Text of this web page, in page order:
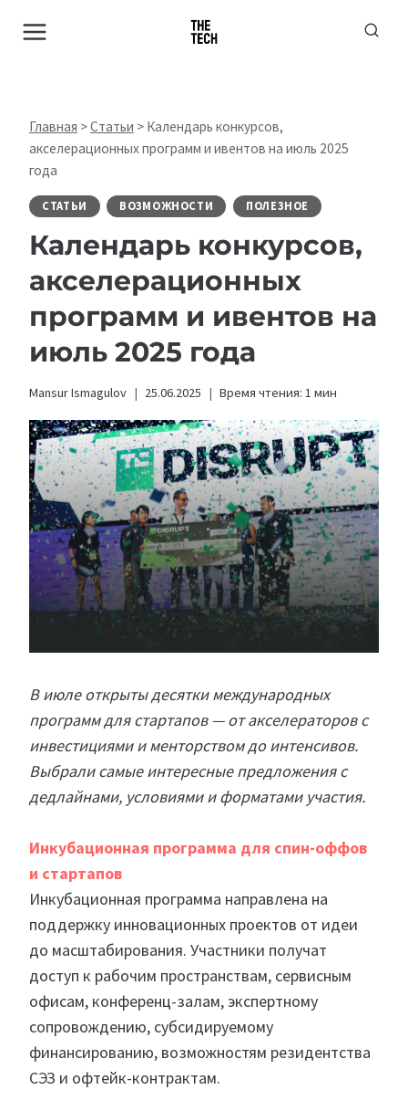
Главная >Статьи > Календарь конкурсов,
акселерационных программ и ивентов на июль 2025
года
СТАТЬИ ВОЗМОЖНОСТИ ПОЛЕЗНОЕ
Календарь конкурсов,
акселерационных
программ и ивентов на
июль 2025 года
Mansur Ismagulov 25.06.2025 Время чтения: 1 мин
В июле открыты десятки международных
программ для стартапов — от акселераторов с
инвестициями и менторством до интенсивов.
Выбрали самые интересные предложения с
дедлайнами, условиями и форматами участия.
Инкубационная программа для спин-оффов
и стартапов
Инкубационная программа направлена на
поддержку инновационных проектов от идеи
до масштабирования. Участники получат
доступ к рабочим пространствам, сервисным
офисам, конференц-залам, экспертному
сопровождению, субсидируемому
финансированию, возможностям резидентства
СЭЗ и офтейк-контрактам.